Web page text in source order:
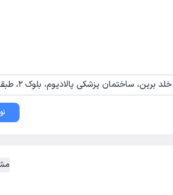
ساختمان پزشکی پالادیوم، بلوک 2، طبقه 5